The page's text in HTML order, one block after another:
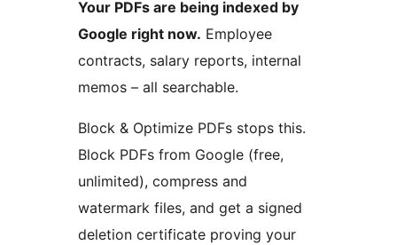
Your PDFs are being indexed by
Google right now. Employee
contracts, salary reports, internal
memos – all searchable.
Block & Optimize PDFs stops this.
Block PDFs from Google (free,
unlimited), compress and
watermark files, and get a signed
deletion certificate proving your